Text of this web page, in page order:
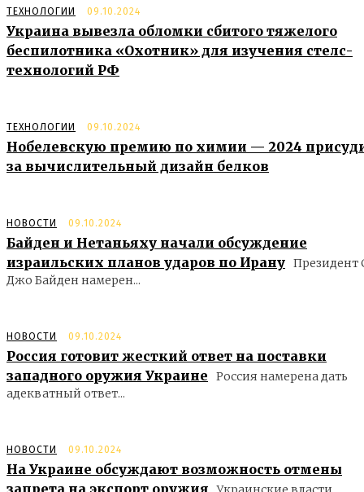
ТЕХНОЛОГИИ 09.10.2024
Украина вывезла обломки сбитого тяжелого
беспилотника «Охотник» для изучения стелс-
технологий РФ
ТЕХНОЛОГИИ 09.10.2024
Нобелевскую премию по химии — 2024
за вычислительный дизайн белков
НОВОСТИ 09.10.2024
Байден и Нетаньяху начали обсуждение
израильских планов ударов по Ирану
Джо Байден намерен...
НОВОСТИ 09.10.2024
Россия готовит жесткий ответ на поставки
западного оружия Украине
Россия намерена дать
адекватный ответ...
НОВОСТИ 09.10.2024
На Украине обсуждают возможность отмены